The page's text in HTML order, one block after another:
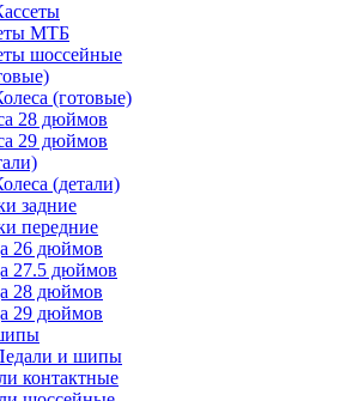
МТБ
шоссейные
(готовые)
28 дюймов
29 дюймов
(детали)
задние
передние
26 дюймов
27.5 дюймов
28 дюймов
29 дюймов
и шипы
контактные